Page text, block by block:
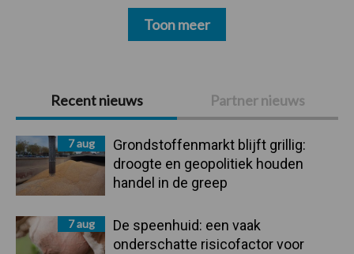
Primaire
Sidebar
Recent nieuws Partner nieuws
7 aug
Grondstoffenmarkt blijft grillig:
droogte en geopolitiek houden
handel in de greep
7 aug
De speenhuid: een vaak
onderschatte risicofactor voor
Toon meer